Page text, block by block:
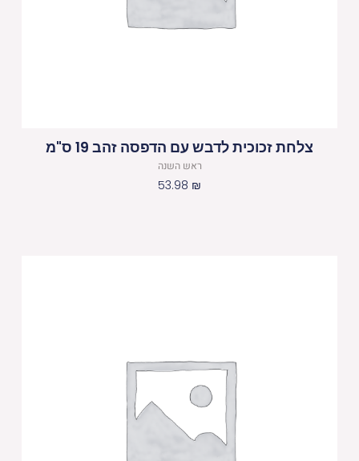
צלחת זכוכית לדבש עם הדפסה זהב 19 ס"מ
ראש השנה
53.98 ₪